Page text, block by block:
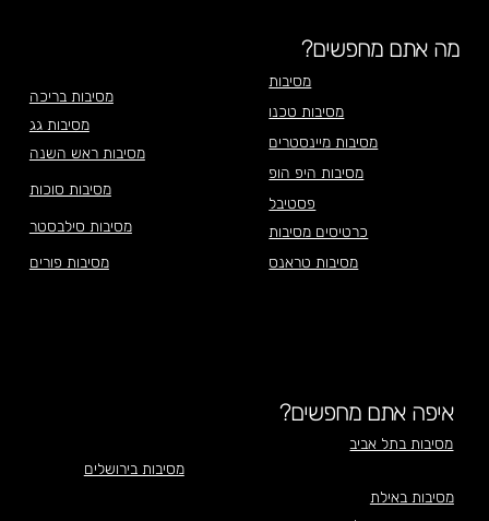
מסיבות בריכה
מסיבות גג
מסיבות ראש השנה
מסיבות סוכות
מסיבות סילבסטר
מסיבות פורים
מה אתם מחפשים?
מסיבות
מסיבות טכנו
מסיבות טראנס
מסיבות מיינסטרים
מסיבות היפ הופ
פסטיבל
כרטיסים מסיבות
איפה אתם מחפשים?
מסיבות בתל אביב
מסיבות בירושלים
מסיבות באילת